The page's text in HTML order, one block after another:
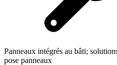
Panneaux intégrés au bâti;
pose panneaux